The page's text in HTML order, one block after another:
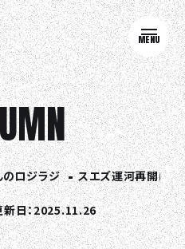
MENU
のロジラジ スエズ運河再開は
日：2025.11.26